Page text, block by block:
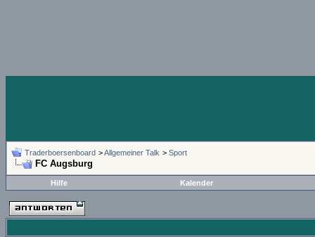
Traderboersenboard >Allgemeiner Talk > Sport
FC Augsburg
Hilfe Kalender